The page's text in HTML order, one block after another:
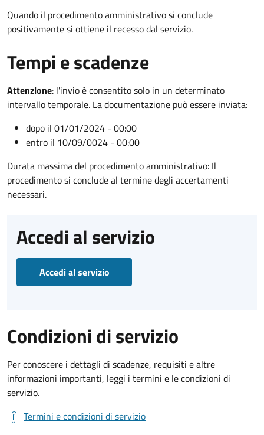
Quando il procedimento amministrativo si conclude
positivamente si ottiene il recesso dal servizio.
Tempi e scadenze
Attenzione: l'invio è consentito solo in un determinato
intervallo temporale. La documentazione può essere inviata:
dopo il 01/01/2024 - 00:00
entro il 10/09/0024 - 00:00
Durata massima del procedimento amministrativo: Il
procedimento si conclude al termine degli accertamenti
necessari.
Accedi al servizio
Accedi al servizio
Condizioni di servizio
Per conoscere i dettagli di scadenze, requisiti e altre
informazioni importanti, leggi i termini e le condizioni di
servizio.
Termini e condizioni di servizio